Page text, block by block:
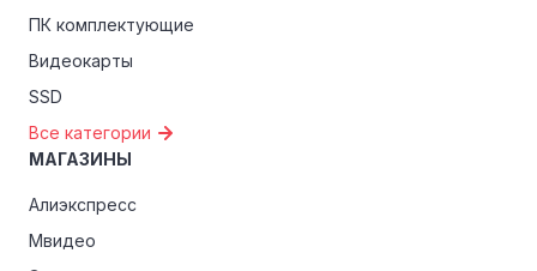
ПК комплектующие
Видеокарты
SSD
Все категории
МАГАЗИНЫ
Алиэкспресс
Мвидео